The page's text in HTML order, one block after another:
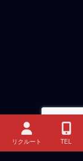
リクルート TEL